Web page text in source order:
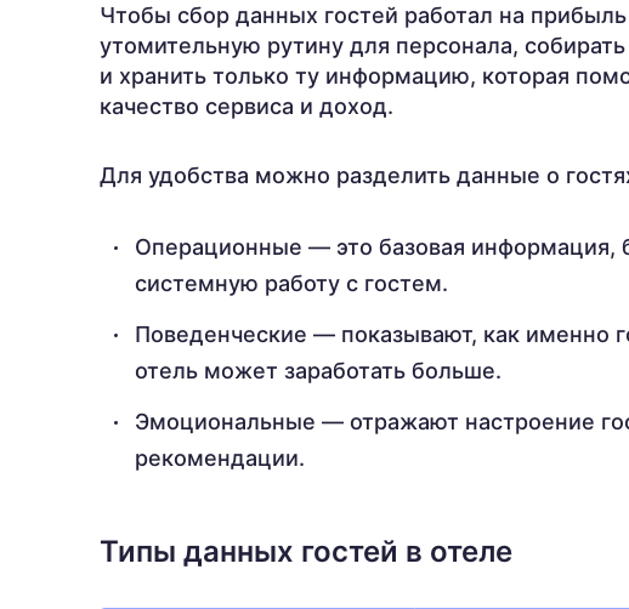
Чтобы сбор данных гостей работал на
утомительную рутину для персонала,
и хранить только ту информацию, которая
качество сервиса и доход.
Для удобства можно разделить данные о
Операционные — это базовая информация,
системную работу с гостем.
Поведенческие — показывают, как именно
отель может заработать больше.
Эмоциональные — отражают настроение
рекомендации.
Типы данных гостей в отеле